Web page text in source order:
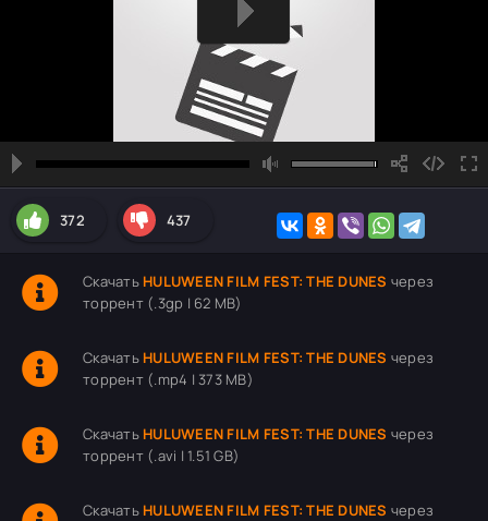
372 437
Скачать HULUWEEN FILM FEST: THE DUNES через
торрент (.3gp | 62 MB)
Скачать HULUWEEN FILM FEST: THE DUNES через
торрент (.mp4 | 373 MB)
Скачать HULUWEEN FILM FEST: THE DUNES через
торрент (.avi | 1.51 GB)
Скачать HULUWEEN FILM FEST: THE DUNES через